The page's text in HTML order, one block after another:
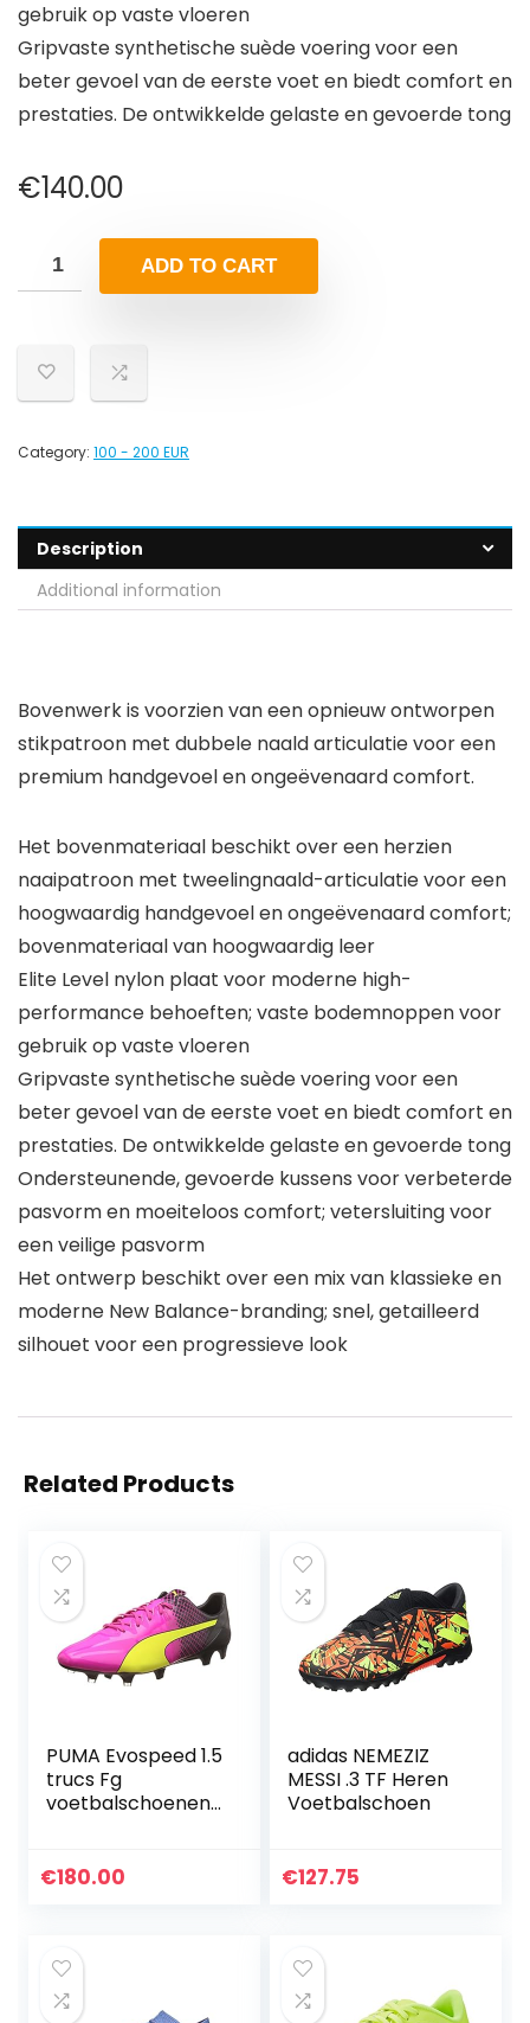
gebruik op vaste vloeren
Gripvaste synthetische suède voering voor een
beter gevoel van de eerste voet en biedt comfort en
prestaties. De ontwikkelde gelaste en gevoerde tong
€140.00
ADD TO CART
Category: 100 - 200 EUR
Description
Additional information
Bovenwerk is voorzien van een opnieuw ontworpen
stikpatroon met dubbele naald articulatie voor een
premium handgevoel en ongeëvenaard comfort.
Het bovenmateriaal beschikt over een herzien
naaipatroon met tweelingnaald-articulatie voor een
hoogwaardig handgevoel en ongeëvenaard comfort;
bovenmateriaal van hoogwaardig leer
Elite Level nylon plaat voor moderne high-
performance behoeften; vaste bodemnoppen voor
gebruik op vaste vloeren
Gripvaste synthetische suède voering voor een
beter gevoel van de eerste voet en biedt comfort en
prestaties. De ontwikkelde gelaste en gevoerde tong
Ondersteunende, gevoerde kussens voor verbeterde
pasvorm en moeiteloos comfort; vetersluiting voor
een veilige pasvorm
Het ontwerp beschikt over een mix van klassieke en
moderne New Balance-branding; snel, getailleerd
silhouet voor een progressieve look
Related Products
PUMA Evospeed 1.5
trucs Fg
voetbalschoenen
€180.00
adidas NEMEZIZ
MESSI .3 TF Heren
Voetbalschoen
€127.75